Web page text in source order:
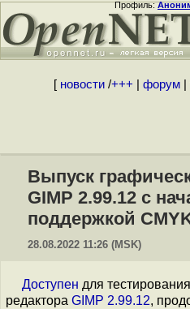
Профиль:
[ новости/+++ форум|
Выпуск
GIMP 2.99.12 с
поддержкой
28.08.2022 11:26 (MSK)
Доступен для
редактора GIMP 2.99.12,